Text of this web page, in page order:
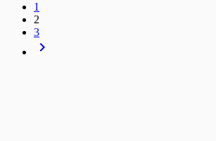
1
2
3
navigate_next